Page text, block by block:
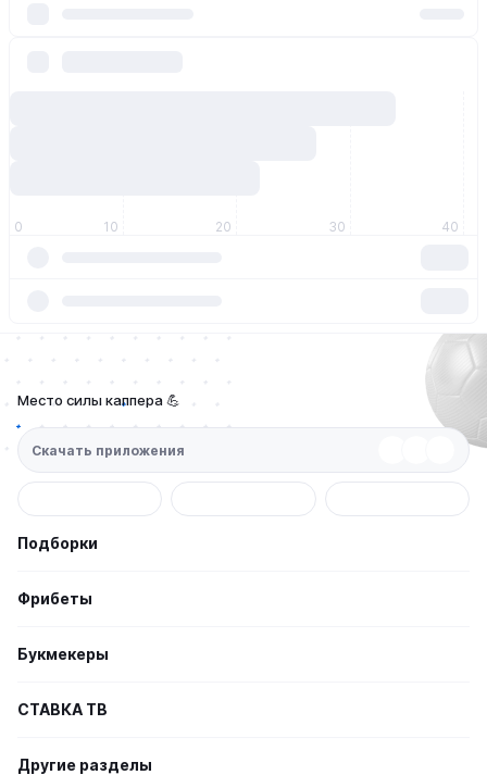
0 10 20 30 40
Место силы каппера 💪
Скачать приложения
Подборки
Фрибеты
Букмекеры
СТАВКА TВ
Другие разделы